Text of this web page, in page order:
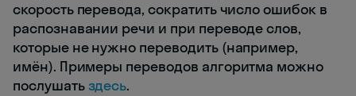
скорость перевода, сократить число ошибок в
распознавании речи и при переводе слов,
которые не нужно переводить (например,
имён). Примеры переводов алгоритма можно
послушатьздесь.